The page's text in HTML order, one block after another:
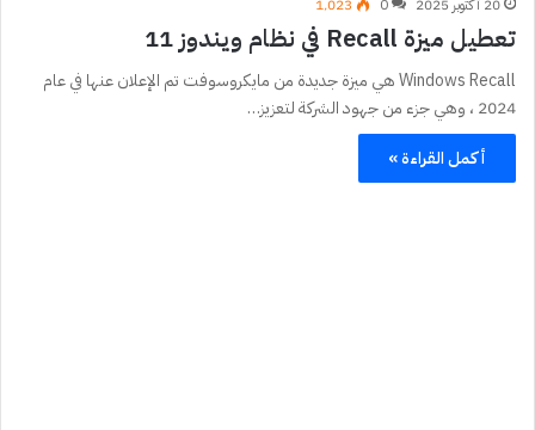
20 أكتوبر 2025 0 1٬023
تعطيل ميزة Recall في نظام ويندوز 11
Windows Recall هي ميزة جديدة من مايكروسوفت تم الإعلان عنها في عام
2024 ، وهي جزء من جهود الشركة لتعزيز…
أكمل القراءة »